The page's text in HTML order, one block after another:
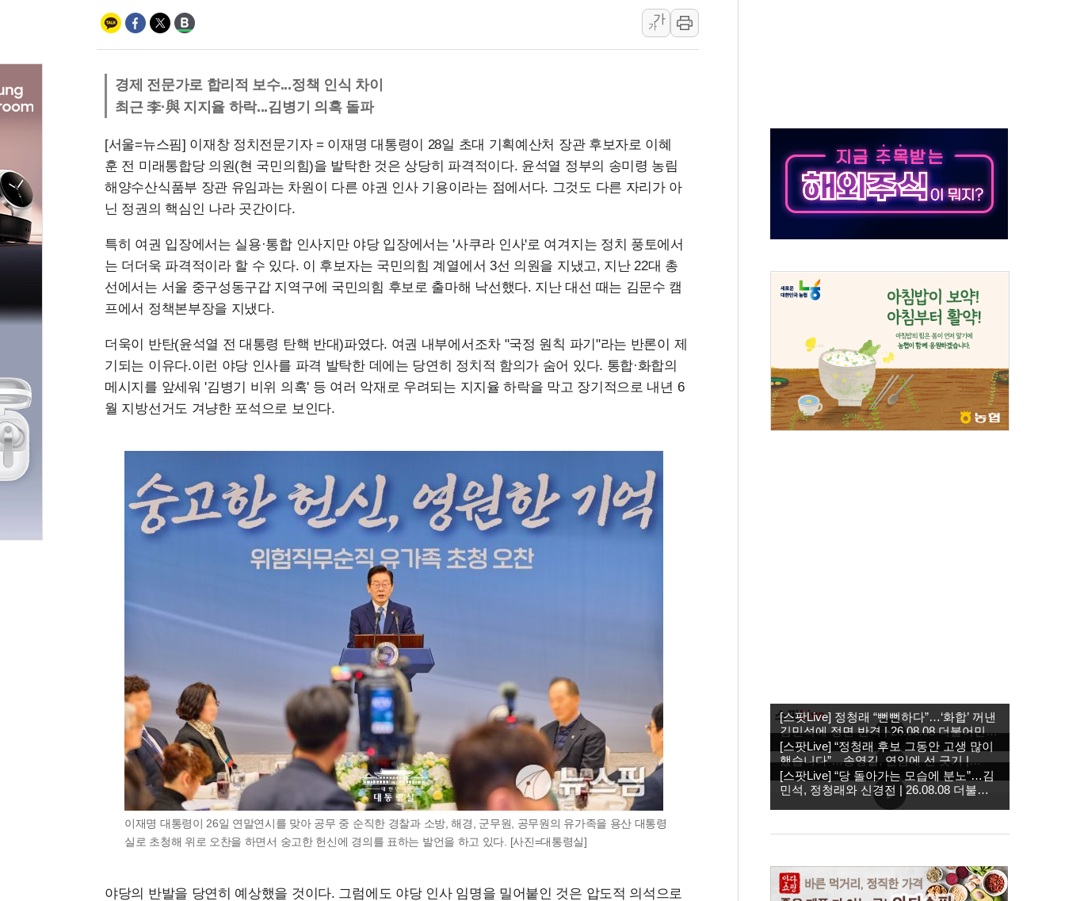
충북 주말 무더위 지속…청주·진천 35도, 곳곳 소나기
트럼프, 쿡 연준 이사 해임 재추진…"26일까지 의혹 소명" 요구
유럽증시, 美 고용 예상 밖 부진에 연준 금리 인상 가능성 낮아지며 상승… STOXX 600 지수는 나흘 연속 최고치
가
가
경제 전문가로 합리적 보수...정책 인식 차이
최근 李·與 지지율 하락...김병기 의혹 돌파
[서울=뉴스핌] 이재창 정치전문기자 = 이재명 대통령이 28일 초대 기획예산처 장관 후보자로 이혜
훈 전 미래통합당 의원(현 국민의힘)을 발탁한 것은 상당히 파격적이다. 윤석열 정부의 송미령 농림
해양수산식품부 장관 유임과는 차원이 다른 야권 인사 기용이라는 점에서다. 그것도 다른 자리가 아
닌 정권의 핵심인 나라 곳간이다.
특히 여권 입장에서는 실용·통합 인사지만 야당 입장에서는 '사쿠라 인사'로 여겨지는 정치 풍토에서
는 더더욱 파격적이라 할 수 있다. 이 후보자는 국민의힘 계열에서 3선 의원을 지냈고, 지난 22대 총
선에서는 서울 중구성동구갑 지역구에 국민의힘 후보로 출마해 낙선했다. 지난 대선 때는 김문수 캠
프에서 정책본부장을 지냈다.
더욱이 반탄(윤석열 전 대통령 탄핵 반대)파였다. 여권 내부에서조차 "국정 원칙 파기"라는 반론이 제
기되는 이유다.이런 야당 인사를 파격 발탁한 데에는 당연히 정치적 함의가 숨어 있다. 통합·화합의
메시지를 앞세워 '김병기 비위 의혹' 등 여러 악재로 우려되는 지지율 하락을 막고 장기적으로 내년 6
월 지방선거도 겨냥한 포석으로 보인다.
이재명 대통령이 26일 연말연시를 맞아 공무 중 순직한 경찰과 소방, 해경, 군무원, 공무원의 유가족을 용산 대통령
실로 초청해 위로 오찬을 하면서 숭고한 헌신에 경의를 표하는 발언을 하고 있다. [사진=대통령실]
야당의 반발을 당연히 예상했을 것이다. 그럼에도 야당 인사 임명을 밀어붙인 것은 압도적 의석으로
스팟Live
[스팟Live] 정청래 “뻔뻔하다”…‘화합’ 꺼낸
김민석에 정면 반격 | 26.08.08 더불어민주
당 당대표·최고위원 후보 제주 합동연설회
[스팟Live] “정청래 후보 그동안 고생 많이
했습니다”…송영길, 연임에 선 긋기 |
26.08.08 더불어민주당 당대표·최고위원
후보 제주 합동연설회
[스팟Live] “당 돌아가는 모습에 분노”…김
민석, 정청래와 신경전 | 26.08.08 더불어
민주당 당대표·최고위원 후보 제주 합동연